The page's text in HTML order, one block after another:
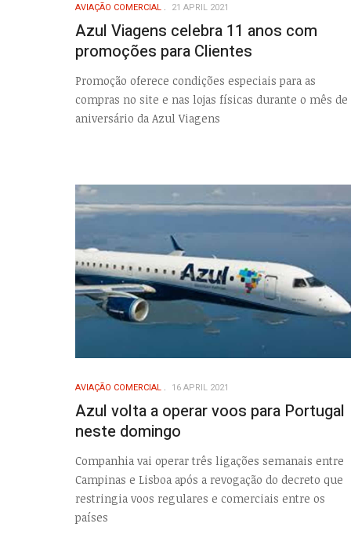
AVIAÇÃO COMERCIAL 21 APRIL 2021
Azul Viagens celebra 11 anos com
promoções para Clientes
Promoção oferece condições especiais para as
compras no site e nas lojas físicas durante o mês de
aniversário da Azul Viagens
AVIAÇÃO COMERCIAL 16 APRIL 2021
Azul volta a operar voos para Portugal
neste domingo
Companhia vai operar três ligações semanais entre
Campinas e Lisboa após a revogação do decreto que
restringia voos regulares e comerciais entre os
países